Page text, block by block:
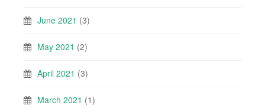
June 2021 (3)
May 2021 (2)
April 2021 (3)
March 2021 (1)